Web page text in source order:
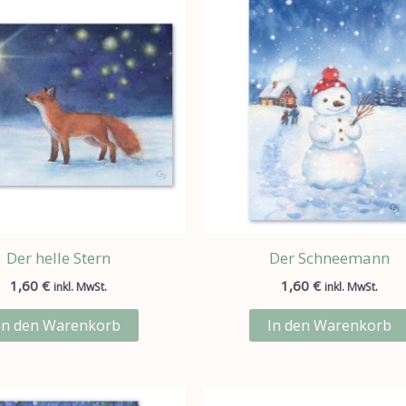
Der helle Stern
1,60 € inkl. MwSt.
den Warenkorb
Der Schneemann
1,60€ inkl. MwSt.
In den Warenkorb